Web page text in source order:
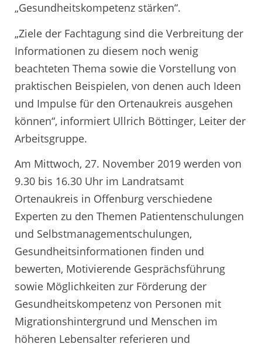
„Gesundheitskompetenz stärken“.
„Ziele der Fachtagung sind die Verbreitung der
Informationen zu diesem noch wenig
beachteten Thema sowie die Vorstellung von
praktischen Beispielen, von denen auch Ideen
und Impulse für den Ortenaukreis ausgehen
können“, informiert Ullrich Böttinger, Leiter der
Arbeitsgruppe.
Am Mittwoch, 27. November 2019 werden von
9.30 bis 16.30 Uhr im Landratsamt
Ortenaukreis in Offenburg verschiedene
Experten zu den Themen Patientenschulungen
und Selbstmanagementschulungen,
Gesundheitsinformationen finden und
bewerten, Motivierende Gesprächsführung
sowie Möglichkeiten zur Förderung der
Gesundheitskompetenz von Personen mit
Migrationshintergrund und Menschen im
höheren Lebensalter referieren und